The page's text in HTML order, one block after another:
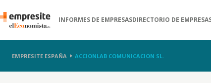
INFORMES DE EMPRESASDIRECTORIO DE
EMPRESITE ESPAÑA ACCIONLAB COMUNICACION SL.